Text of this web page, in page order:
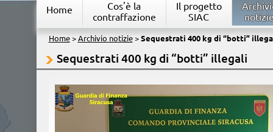
Home
Cos'è la
contraffazione
Il progetto
SIAC
Home> Archivio notizie> Sequestrati 400 kg di “botti”
Sequestrati 400 kg di “botti” illegali